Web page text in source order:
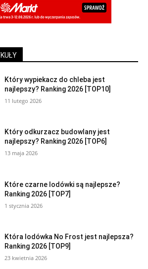
Który wypiekacz do chleba jest
najlepszy? Ranking 2026 [TOP10]
11 lutego 2026
Który odkurzacz budowlany jest
najlepszy? Ranking 2026 [TOP6]
13 maja 2026
Które czarne lodówki są najlepsze?
Ranking 2026 [TOP7]
1 stycznia 2026
Która lodówka No Frost jest najlepsza?
Ranking 2026 [TOP9]
23 kwietnia 2026